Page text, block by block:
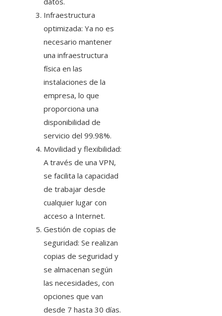
Infraestructura
optimizada: Ya no es
necesario mantener
una infraestructura
física en las
instalaciones de la
empresa, lo que
proporciona una
disponibilidad de
servicio del 99.98%.
Movilidad y flexibilidad:
A través de una VPN,
se facilita la capacidad
de trabajar desde
cualquier lugar con
acceso a Internet.
Gestión de copias de
seguridad: Se realizan
copias de seguridad y
se almacenan según
las necesidades, con
opciones que van
desde 7 hasta 30 días.